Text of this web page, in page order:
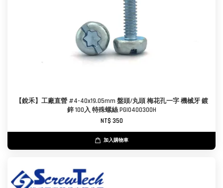
【銳禾】工廠直營 #4-40x19.05mm 盤頭/丸頭 梅花孔一字 機械牙 鍍
鋅 100入 特殊螺絲 PGI0400300H
NT$ 350
加入購物車